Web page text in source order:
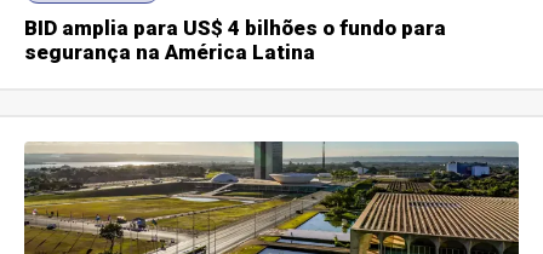
BID amplia para US$ 4 bilhões o fundo para
segurança na América Latina